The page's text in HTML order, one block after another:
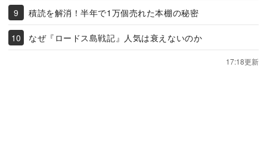
積読を解消！半年で1万個売れた本棚の秘密
なぜ『ロードス島戦記』人気は衰えないのか
17:18更新